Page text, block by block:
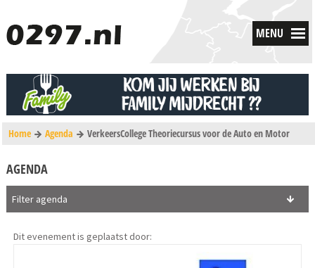
MENU
Home Agenda VerkeersCollege Theoriecursus voor de Auto en Motor
AGENDA
Filter agenda
Dit evenement is geplaatst door: